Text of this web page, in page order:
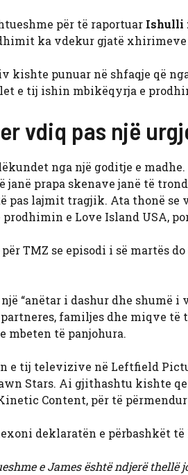
për të raportuar Ishulli
ka vdekur gjatë xhirimeve
kishte punuar në shfaqje që
e tij ishin mbikëqyrja e
vdiq pas një
nga një goditje e
janë prapa skenave janë të
pas lajmit tragjik. Ata thonë se
e Love Island USA,
TMZ se episodi i së martës
“anëtar i dashur dhe
familjes dhe miqve
mbeten të panjohura.
e tij televizive në Leftfield
Stars. Ai gjithashtu kishte
Content, për të
deklaratën e përbashkët
e James është ndjerë